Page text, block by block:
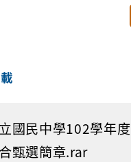
國民中學102學年度
甄選簡章.rar